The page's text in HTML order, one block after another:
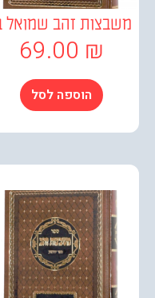
זהב שמואל ב'
69.00
הוספה לסל